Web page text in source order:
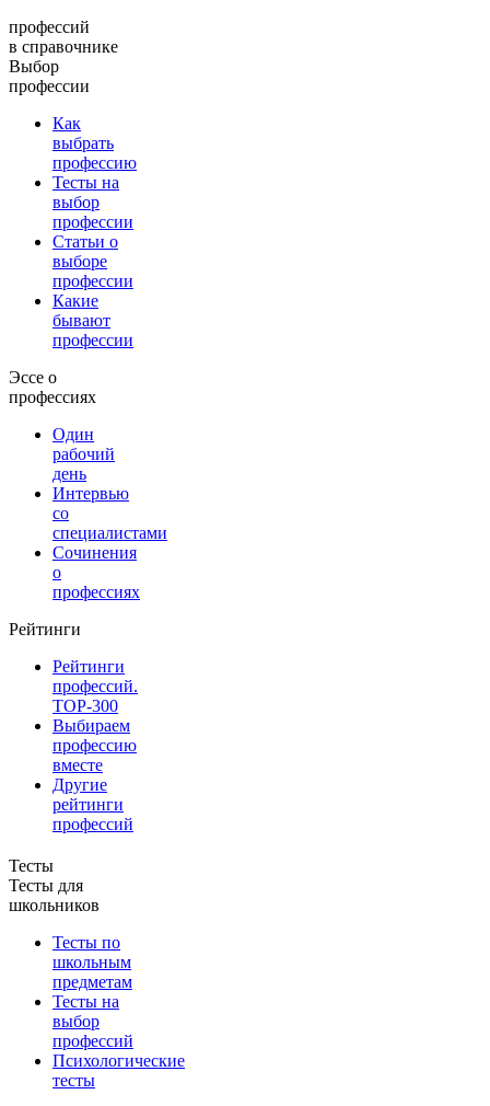
профессий
в справочнике
Выбор
профессии
Как
выбрать
профессию
Тесты на
выбор
профессии
Статьи о
выборе
профессии
Какие
бывают
профессии
Эссе о
профессиях
Один
рабочий
день
Интервью
со
специалистами
Сочинения
о
профессиях
Рейтинги
Рейтинги
профессий.
TOP-300
Выбираем
профессию
вместе
Другие
рейтинги
профессий
Тесты
Тесты для
школьников
Тесты по
школьным
предметам
Тесты на
выбор
профессий
Психологические
тесты